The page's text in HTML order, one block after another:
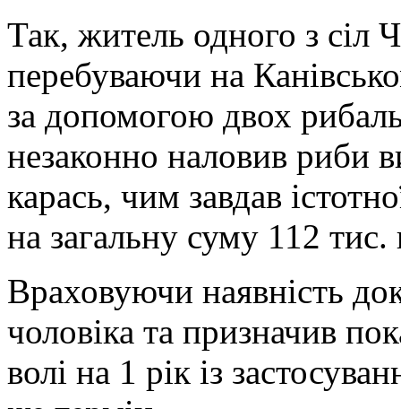
Так, житель одного з сіл
перебуваючи на
за допомогою двох
незаконно наловив риби
карась, чим завдав
на загальну суму 112 тис.
Враховуючи наявність
чоловіка та призначив
волі на 1 рік із